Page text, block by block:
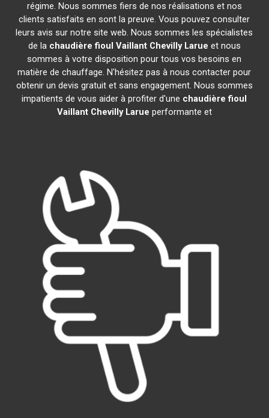
régime. Nous sommes fiers de nos réalisations et nos
clients satisfaits en sont la preuve. Vous pouvez consulter
leurs avis sur notre site web. Nous sommes les spécialistes
de la chaudière fioul Vaillant Chevilly Larue et nous
sommes à votre disposition pour tous vos besoins en
matière de chauffage. N'hésitez pas à nous contacter pour
obtenir un devis gratuit et sans engagement. Nous sommes
impatients de vous aider à profiter d'une chaudière fioul
Vaillant Chevilly Larue performante et